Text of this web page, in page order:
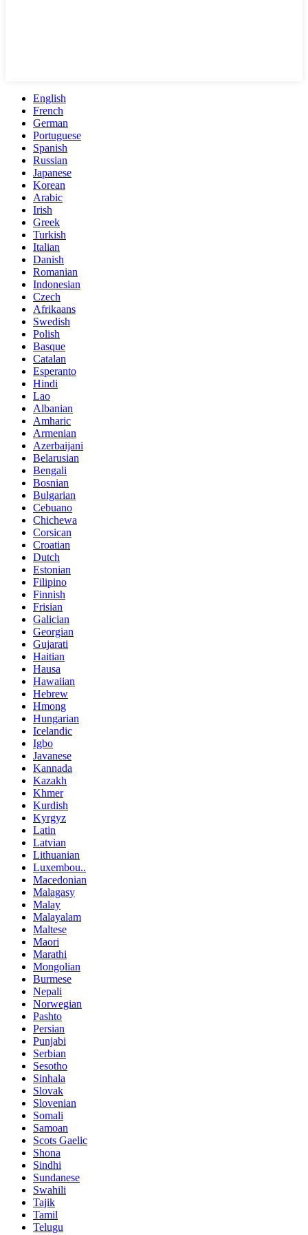
English
French
German
Portuguese
Spanish
Russian
Japanese
Korean
Arabic
Irish
Greek
Turkish
Italian
Danish
Romanian
Indonesian
Czech
Afrikaans
Swedish
Polish
Basque
Catalan
Esperanto
Hindi
Lao
Albanian
Amharic
Armenian
Azerbaijani
Belarusian
Bengali
Bosnian
Bulgarian
Cebuano
Chichewa
Corsican
Croatian
Dutch
Estonian
Filipino
Finnish
Frisian
Galician
Georgian
Gujarati
Haitian
Hausa
Hawaiian
Hebrew
Hmong
Hungarian
Icelandic
Igbo
Javanese
Kannada
Kazakh
Khmer
Kurdish
Kyrgyz
Latin
Latvian
Lithuanian
Luxembou..
Macedonian
Malagasy
Malay
Malayalam
Maltese
Maori
Marathi
Mongolian
Burmese
Nepali
Norwegian
Pashto
Persian
Punjabi
Serbian
Sesotho
Sinhala
Slovak
Slovenian
Somali
Samoan
Scots Gaelic
Shona
Sindhi
Sundanese
Swahili
Tajik
Tamil
Telugu